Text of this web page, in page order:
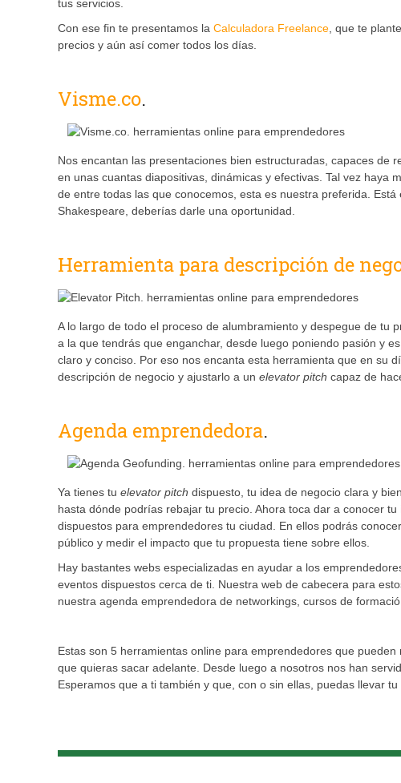
tus servicios.
Con ese fin te presentamos la Calculadora Freelance, que te
precios y aún así comer todos los días.
Visme.co.
Nos encantan las presentaciones bien estructuradas, capaces de
en unas cuantas diapositivas, dinámicas y efectivas. Tal vez haya
de entre todas las que conocemos, esta es nuestra preferida.
Shakespeare, deberías darle una oportunidad.
Herramienta para descripción de
A lo largo de todo el proceso de alumbramiento y despegue de tu
a la que tendrás que enganchar, desde luego poniendo pasión y
claro y conciso. Por eso nos encanta esta herramienta que en su
descripción de negocio y ajustarlo a un elevator pitch capaz de
Agenda emprendedora.
Ya tienes tu elevator pitch dispuesto, tu idea de negocio clara y
hasta dónde podrías rebajar tu precio. Ahora toca dar a conocer
dispuestos para emprendedores tu ciudad. En ellos podrás
público y medir el impacto que tu propuesta tiene sobre ellos.
Hay bastantes webs especializadas en ayudar a los
eventos dispuestos cerca de ti. Nuestra web de cabecera para
nuestra agenda emprendedora de networkings, cursos de
Estas son 5 herramientas online para emprendedores que
que quieras sacar adelante. Desde luego a nosotros nos han
Esperamos que a ti también y que, con o sin ellas, puedas llevar